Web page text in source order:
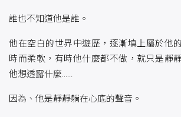
誰也不知道他是誰。
他在空白的世界中遊歷，逐漸填上屬於他
時而柔軟，有時他什麼都不做，就只是靜
他想透露什麼……
因為、他是靜靜躺在心底的聲音。